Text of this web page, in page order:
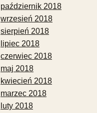
październik 2018
wrzesień 2018
sierpień 2018
lipiec 2018
czerwiec 2018
maj 2018
kwiecień 2018
marzec 2018
luty 2018